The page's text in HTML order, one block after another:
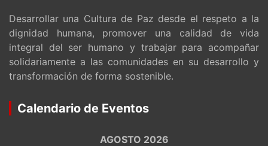
Desarrollar una Cultura de Paz desde el respeto a la
dignidad humana, promover una calidad de vida
integral del ser humano y trabajar para acompañar
solidariamente a las comunidades en su desarrollo y
transformación de forma sostenible.
Calendario de Eventos
AGOSTO 2026